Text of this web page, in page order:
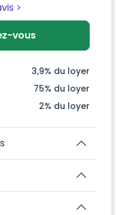
3,9% du loyer
75% du loyer
2% du loyer
vous
>